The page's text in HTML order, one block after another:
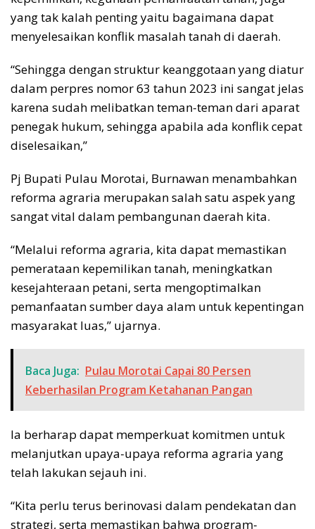
yang tak kalah penting yaitu bagaimana dapat
menyelesaikan konflik masalah tanah di daerah.
“Sehingga dengan struktur keanggotaan yang diatur
dalam perpres nomor 63 tahun 2023 ini sangat jelas
karena sudah melibatkan teman-teman dari aparat
penegak hukum, sehingga apabila ada konflik cepat
diselesaikan,”
Pj Bupati Pulau Morotai, Burnawan menambahkan
reforma agraria merupakan salah satu aspek yang
sangat vital dalam pembangunan daerah kita.
“Melalui reforma agraria, kita dapat memastikan
pemerataan kepemilikan tanah, meningkatkan
kesejahteraan petani, serta mengoptimalkan
pemanfaatan sumber daya alam untuk kepentingan
masyarakat luas,” ujarnya.
Baca Juga: Pulau Morotai Capai 80 Persen
Keberhasilan Program Ketahanan Pangan
Ia berharap dapat memperkuat komitmen untuk
melanjutkan upaya-upaya reforma agraria yang
telah lakukan sejauh ini.
“Kita perlu terus berinovasi dalam pendekatan dan
strategi, serta memastikan bahwa program-